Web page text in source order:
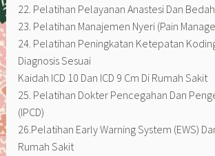
22. Pelatihan Pelayanan Anastesi Dan Bedah
23. Pelatihan Manajemen Nyeri (Pain
24. Pelatihan Peningkatan Ketepatan
Diagnosis Sesuai
Kaidah ICD 10 Dan ICD 9 Cm Di Rumah Sakit
25. Pelatihan Dokter Pencegahan Dan
(IPCD)
26.Pelatihan Early Warning System (EWS)
Rumah Sakit